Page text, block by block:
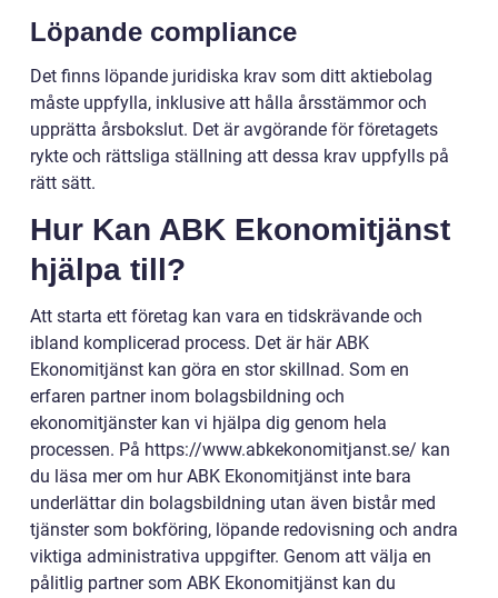
Löpande compliance
Det finns löpande juridiska krav som ditt aktiebolag
måste uppfylla, inklusive att hålla årsstämmor och
upprätta årsbokslut. Det är avgörande för företagets
rykte och rättsliga ställning att dessa krav uppfylls på
rätt sätt.
Hur Kan ABK Ekonomitjänst
hjälpa till?
Att starta ett företag kan vara en tidskrävande och
ibland komplicerad process. Det är här ABK
Ekonomitjänst kan göra en stor skillnad. Som en
erfaren partner inom bolagsbildning och
ekonomitjänster kan vi hjälpa dig genom hela
processen. På https://www.abkekonomitjanst.se/ kan
du läsa mer om hur ABK Ekonomitjänst inte bara
underlättar din bolagsbildning utan även bistår med
tjänster som bokföring, löpande redovisning och andra
viktiga administrativa uppgifter. Genom att välja en
pålitlig partner som ABK Ekonomitjänst kan du